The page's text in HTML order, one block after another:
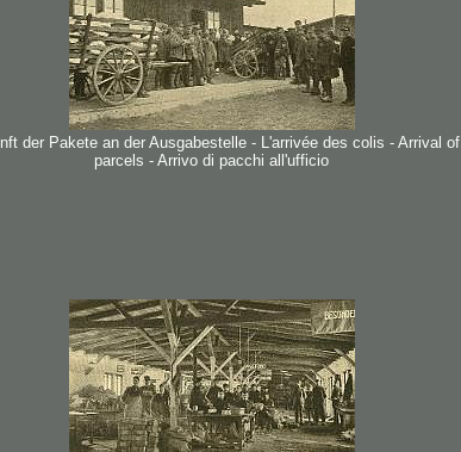
der Pakete an der Ausgabestelle - L'arrivée des colis - Arrival of
parcels - Arrivo di pacchi all'ufficio